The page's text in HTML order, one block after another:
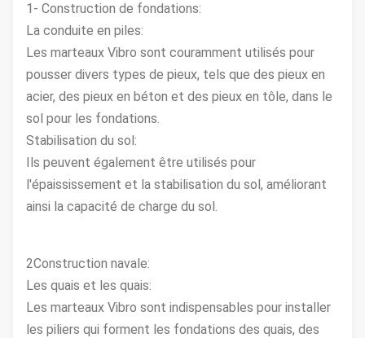
1- Construction de fondations:
La conduite en piles:
Les marteaux Vibro sont couramment utilisés pour
pousser divers types de pieux, tels que des pieux en
acier, des pieux en béton et des pieux en tôle, dans le
sol pour les fondations.
Stabilisation du sol:
Ils peuvent également être utilisés pour
l'épaississement et la stabilisation du sol, améliorant
ainsi la capacité de charge du sol.
2Construction navale:
Les quais et les quais:
Les marteaux Vibro sont indispensables pour installer
les piliers qui forment les fondations des quais, des